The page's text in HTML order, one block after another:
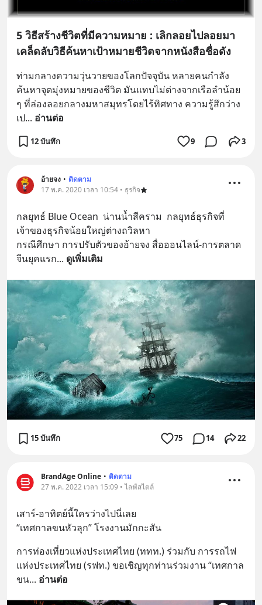
5 วิธีสร้างชีวิตที่มีความหมาย : เลิกลอยไปลอยมา
เคล็ดลับวิธีค้นหาเป้าหมายชีวิตจากหนังสือชื่อดัง
ท่ามกลางความวุ่นวายของโลกปัจจุบัน หลายคนกำลัง
ค้นหาจุดมุ่งหมายของชีวิต มันแทบไม่ต่างจากเรือลำน้อย
ๆ ที่ล่องลอยกลางมหาสมุทรโดยไร้ทิศทาง ความรู้สึกว่าง
เป... อ่านต่อ
12 บันทึก 9 3
อ้ายจง • ติดตาม
17 พ.ค. 2020 เวลา 10:54 • ธุรกิจ
กลยุทธ์ Blue Ocean  น่านน้ำสีคราม  กลยุทธ์ธุรกิจที่
เจ้าของธุรกิจน้อยใหญ่ต่างถวิลหา
กรณีศึกษา การปรับตัวของอ้ายจง สื่อออนไลน์-การตลาด
จีนยุคแรก... ดูเพิ่มเติม
15 บันทึก 75 14 22
BrandAge Online • ติดตาม
27 พ.ค. 2022 เวลา 15:09 • ไลฟ์สไตล์
เสาร์-อาทิตย์นี้ใครว่างไปนี่เลย
“เทศกาลขนหัวลุก” โรงงานมักกะสัน
การท่องเที่ยวแห่งประเทศไทย (ททท.) ร่วมกับ การรถไฟ
แห่งประเทศไทย (รฟท.) ขอเชิญทุกท่านร่วมงาน “เทศกาล
ขน... อ่านต่อ